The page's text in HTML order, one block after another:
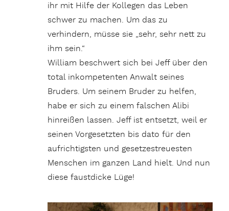
ihr mit Hilfe der Kollegen das Leben
schwer zu machen. Um das zu
verhindern, müsse sie „sehr, sehr nett zu
ihm sein.“
William beschwert sich bei Jeff über den
total inkompetenten Anwalt seines
Bruders. Um seinem Bruder zu helfen,
habe er sich zu einem falschen Alibi
hinreißen lassen. Jeff ist entsetzt, weil er
seinen Vorgesetzten bis dato für den
aufrichtigsten und gesetzestreuesten
Menschen im ganzen Land hielt. Und nun
diese faustdicke Lüge!